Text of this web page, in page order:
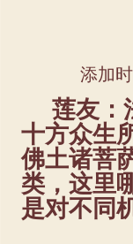
添加
莲友：
十方众生
佛土诸菩
类，这里
是对不同